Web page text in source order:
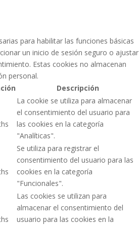
para habilitar las funciones básicas
un inicio de sesión seguro o ajustar
Estas cookies no almacenan
personal.
Descripción
La cookie se utiliza para almacenar
el consentimiento del usuario para
las cookies en la categoría
"Analíticas".
Se utiliza para registrar el
consentimiento del usuario para las
cookies en la categoría
"Funcionales".
Las cookies se utilizan para
almacenar el consentimiento del
usuario para las cookies en la